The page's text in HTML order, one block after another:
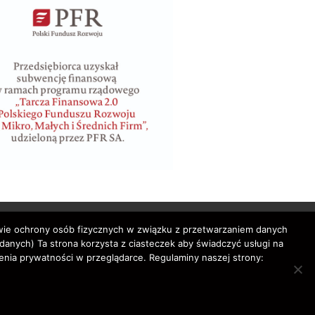
bilety lotnicze,
ochrony osób fizycznych w związku z przetwarzaniem danych
Ta strona korzysta z ciasteczek aby świadczyć usługi na
prywatności w przeglądarce. Regulaminy naszej strony: